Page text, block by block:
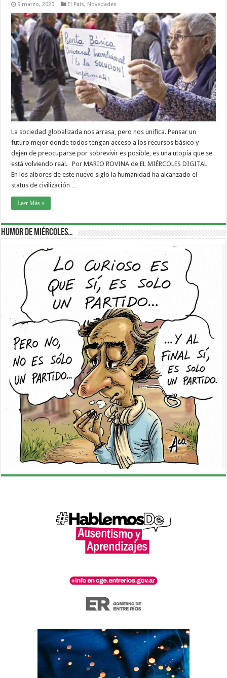
9 marzo, 2020 El País, Novedades
La sociedad globalizada nos arrasa, pero nos unifica. Pensar un
futuro mejor donde todos tengan acceso a los recursos básico y
dejen de preocuparse por sobrevivir es posible, es una utopía que se
está volviendo real. Por MARIO ROVINA de EL MIÉRCOLES DIGITAL
En los albores de este nuevo siglo la humanidad ha alcanzado el
status de civilización …
Leer Más »
Humor de Miércoles…